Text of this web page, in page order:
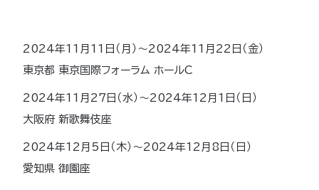
2024年11月11日（月）～2024年11月22日（金）
東京都 東京国際フォーラム ホールC
2024年11月27日（水）～2024年12月1日（日）
大阪府 新歌舞伎座
2024年12月5日（木）～2024年12月8日（日）
愛知県 御園座